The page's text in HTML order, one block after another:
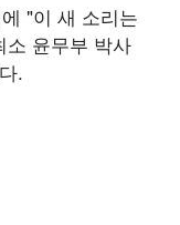
"이 새 소리는
소 윤무부 박사
.